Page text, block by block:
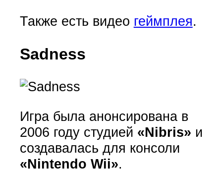
Также есть видео геймплея.
Sadness
Игра была анонсирована в
2006 году студией «Nibris» и
создавалась для консоли
«Nintendo Wii».